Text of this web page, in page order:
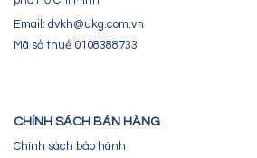
Email: dvkh@ukg.com.vn
Mã số thuế 0108388733
CHÍNH SÁCH BÁN HÀNG
Chính sách bảo hành